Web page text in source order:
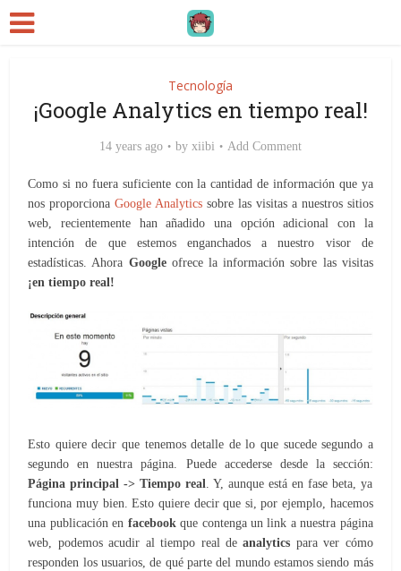
Tecnología
¡Google Analytics en tiempo real!
14 years ago by xiibi Add Comment
Como si no fuera suficiente con la cantidad de información que ya
nos proporcionaGoogle Analytics sobre las visitas a nuestros sitios
web, recientemente han añadido una opción adicional con la
intención de que estemos enganchados a nuestro visor de
estadísticas. Ahora Googleofrece la información sobre las visitas
¡en tiempo real!
Esto quiere decir que tenemos detalle de lo que sucede segundo a
segundo en nuestra página. Puede accederse desde la sección:
Página principal -> Tiempo real. Y, aunque está en fase beta, ya
funciona muy bien. Esto quiere decir que si, por ejemplo, hacemos
una publicación en facebookque contenga un link a nuestra página
web, podemos acudir al tiempo real deanalytics para ver cómo
responden los usuarios, de qué parte del mundo estamos siendo más